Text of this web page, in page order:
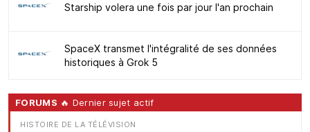
Starship volera une fois par jour l'an prochain
SpaceX transmet l'intégralité de ses données
historiques à Grok 5
FORUMS 🔥 Dernier sujet actif
HISTOIRE DE LA TÉLÉVISION